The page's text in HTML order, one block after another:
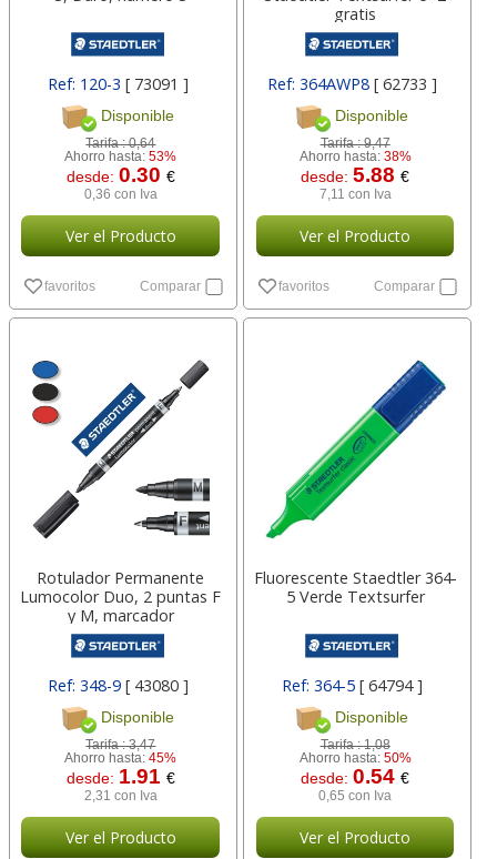
Ref: 120-3 [ 73091 ]
Disponible
Tarifa :0,64
Ahorro hasta:53%
desde: 0.30 €
0,36 con Iva
Ver el Producto
favoritos Comparar
gratis
Ref: 364AWP8 [ 62733 ]
Disponible
Tarifa :9,47
Ahorro hasta: 38%
desde:5.88€
7,11 con Iva
Ver el Producto
favoritos Comparar
Rotulador Permanente
Lumocolor Duo, 2 puntas F
y M, marcador
Ref: 348-9 [ 43080 ]
Disponible
Tarifa :3,47
Ahorro hasta:45%
desde: 1.91 €
2,31 con Iva
Ver el Producto
Fluorescente Staedtler 364-
5 Verde Textsurfer
Ref: 364-5 [ 64794 ]
Disponible
Tarifa :1,08
Ahorro hasta: 50%
desde:0.54€
0,65 con Iva
Ver el Producto